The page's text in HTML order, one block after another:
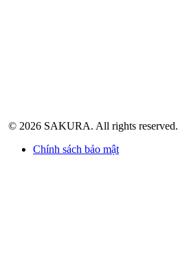
© 2026 SAKURA. All rights reserved.
Chính sách bảo mật